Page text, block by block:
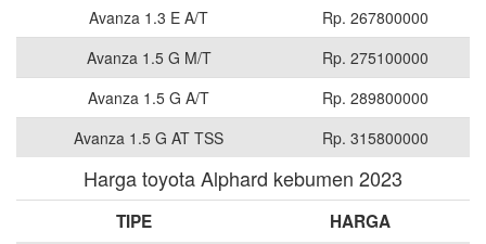
Avanza 1.3 E A/T
Rp. 267800000
Avanza 1.5 G M/T
Rp. 275100000
Avanza 1.5 G A/T
Rp. 289800000
Avanza 1.5 G AT TSS
Rp. 315800000
Harga toyota Alphard kebumen 2023
TIPE HARGA